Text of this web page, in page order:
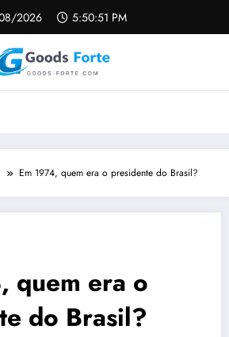
2026 5:50:52 PM
Em 1974, quem era o presidente do Brasil?
quem era o
do Brasil?